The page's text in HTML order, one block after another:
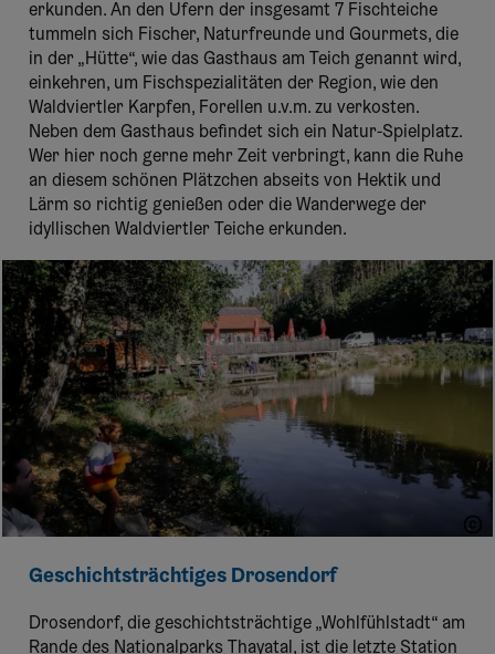
erkunden. An den Ufern der insgesamt 7 Fischteiche
tummeln sich Fischer, Naturfreunde und Gourmets, die
in der „Hütte“, wie das Gasthaus am Teich genannt wird,
einkehren, um Fischspezialitäten der Region, wie den
Waldviertler Karpfen, Forellen u.v.m. zu verkosten.
Neben dem Gasthaus befindet sich ein Natur-Spielplatz.
Wer hier noch gerne mehr Zeit verbringt, kann die Ruhe
an diesem schönen Plätzchen abseits von Hektik und
Lärm so richtig genießen oder die Wanderwege der
idyllischen Waldviertler Teiche erkunden.
Geschichtsträchtiges Drosendorf
Drosendorf, die geschichtsträchtige „Wohlfühlstadt“ am
Rande des Nationalparks Thayatal, ist die letzte Station